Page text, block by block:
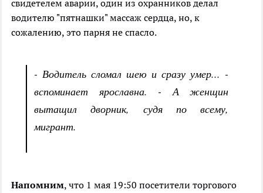
свидетелем аварии, один из охранников делал
водителю "пятнашки" массаж сердца, но, к
сожалению, это парня не спасло.
- Водитель сломал шею и сразу умер... -
вспоминает ярославна. - А женщин
вытащил дворник, судя по всему,
мигрант.
Напомним, что 1 мая 19:50 посетители торгового